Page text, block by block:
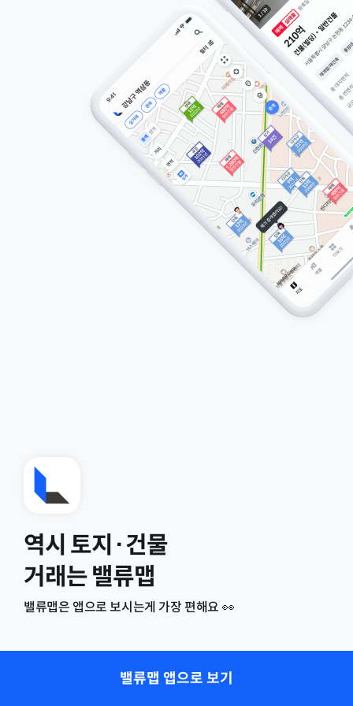
역시 토지·건물
거래는 밸류맵
밸류맵은 앱으로 보시는게 가장 편해요 👀
밸류맵 앱으로 보기